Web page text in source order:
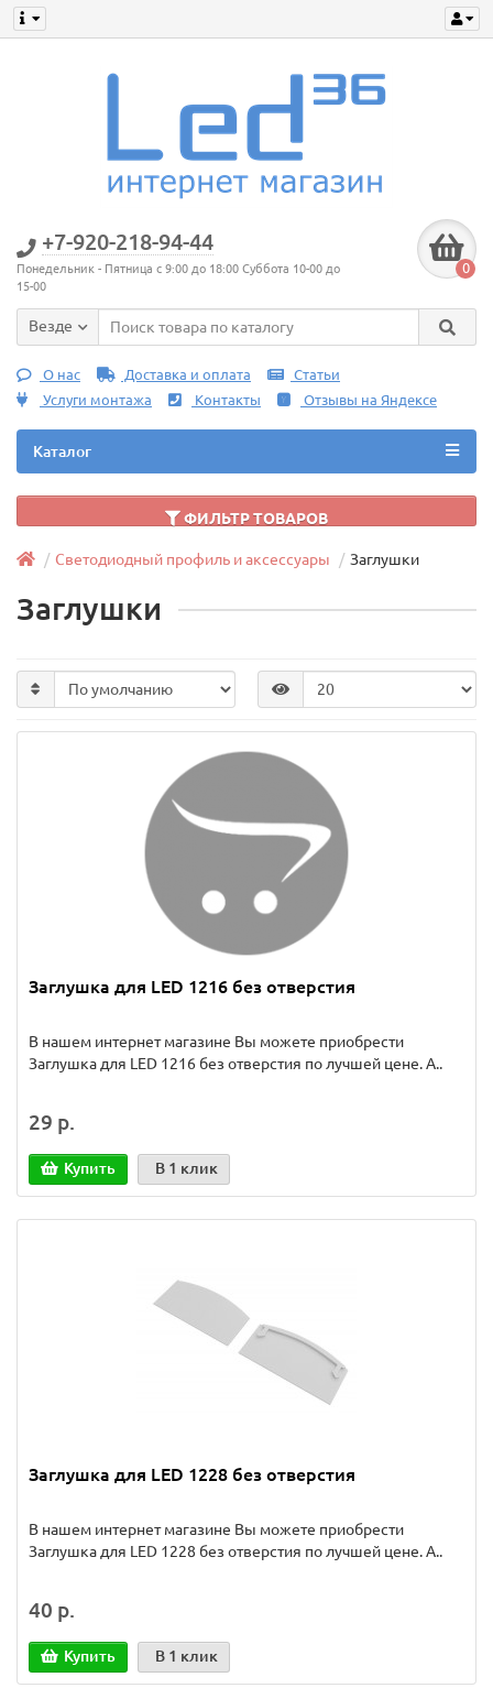
+7-920-218-94-44
Понедельник - Пятница с 9:00 до 18:00 Суббота 10-00 до
15-00
0
Везде
О нас Доставка и оплата
Статьи
Услуги монтажа
Контакты Отзывы на Яндексе
Каталог
ФИЛЬТР ТОВАРОВ
Светодиодный профиль и аксессуары Заглушки
Заглушки
Заглушка для LED 1216 без отверстия
В нашем интернет магазине Вы можете приобрести
Заглушка для LED 1216 без отверстия по лучшей цене. А..
29 р.
Купить В 1 клик
Заглушка для LED 1228 без отверстия
В нашем интернет магазине Вы можете приобрести
Заглушка для LED 1228 без отверстия по лучшей цене. А..
40 р.
Купить В 1 клик